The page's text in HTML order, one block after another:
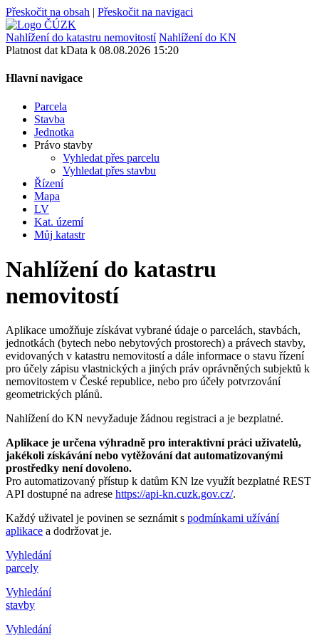
Přeskočit na obsah | Přeskočit na navigaci
Nahlížení do katastru nemovitostí Nahlížení do KN
Platnost dat kData k 08.08.2026 15:20
Hlavní navigace
Parcela
Stavba
Jednotka
Právo stavby
Vyhledat přes parcelu
Vyhledat přes stavbu
Řízení
Mapa
LV
Kat. území
Můj katastr
Nahlížení do katastru
nemovitostí
Aplikace umožňuje získávat vybrané údaje o parcelách, stavbách,
jednotkách (bytech nebo nebytových prostorech) a právech stavby,
evidovaných v katastru nemovitostí a dále informace o stavu řízení
pro účely zápisu vlastnických a jiných práv oprávněných subjektů k
nemovitostem v České republice, nebo pro účely potvrzování
geometrických plánů.
Nahlížení do KN nevyžaduje žádnou registraci a je bezplatné.
Aplikace je určena výhradně pro interaktivní práci uživatelů,
jakékoli získávání nebo vytěžování dat automatizovanými
prostředky není dovoleno.
Pro automatizovaný přístup k datům KN lze využít bezplatné REST
API dostupné na adrese https://api-kn.cuzk.gov.cz/.
Každý uživatel je povinen se seznámit s podmínkami užívání
aplikace a dodržovat je.
Vyhledání
parcely
Vyhledání
stavby
Vyhledání